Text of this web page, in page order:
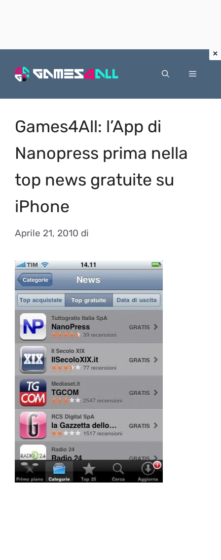
Menu
Games4All: l’App di
Nanopress prima nella
top news gratuite su
iPhone
Aprile 21, 2010 di